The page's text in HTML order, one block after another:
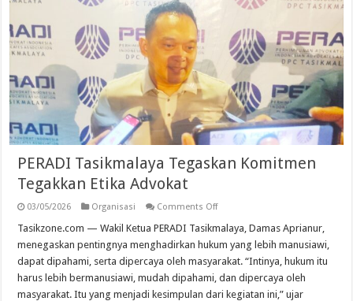
PERADI Tasikmalaya Tegaskan Komitmen
Tegakkan Etika Advokat
03/05/2026 Organisasi Comments Offon
Tasikmalaya
Tegaskan
Komitmen
Tegakkan
Etika
Advokat
Tasikzone.com — Wakil Ketua PERADI Tasikmalaya, Damas Aprianur,
menegaskan pentingnya menghadirkan hukum yang lebih manusiawi,
dapat dipahami, serta dipercaya oleh masyarakat. “Intinya, hukum itu
harus lebih bermanusiawi, mudah dipahami, dan dipercaya oleh
masyarakat. Itu yang menjadi kesimpulan dari kegiatan ini,” ujar